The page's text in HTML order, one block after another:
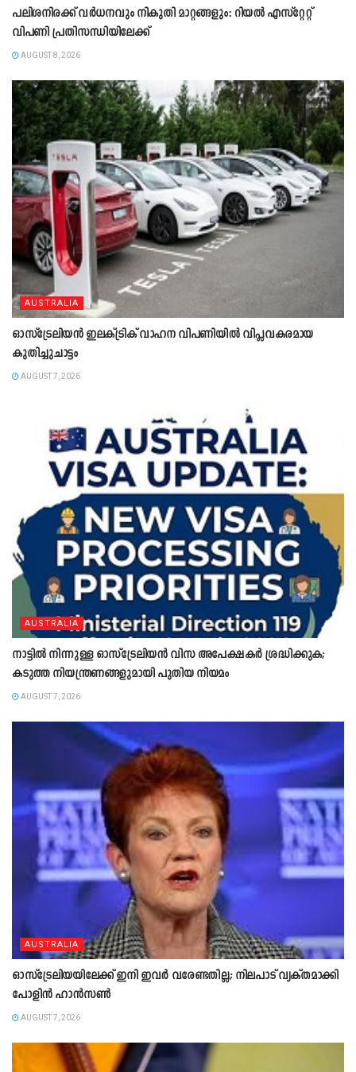
പലിശനിരക്ക് വർധനവും നികുതി മാറ്റങ്ങളും: റിയൽ എസ്റ്റേറ്റ്
വിപണി പ്രതിസന്ധിയിലേക്ക്
AUGUST 8, 2026
AUSTRALIA
ഓസ്‌ട്രേലിയൻ ഇലക്ട്രിക് വാഹന വിപണിയിൽ വിപ്ലവകരമായ
കുതിച്ചുചാട്ടം
AUGUST 7, 2026
AUSTRALIA
നാട്ടിൽ നിന്നുള്ള ഓസ്‌ട്രേലിയൻ വിസ അപേക്ഷകർ ശ്രദ്ധിക്കുക;
കടുത്ത നിയന്ത്രണങ്ങളുമായി പുതിയ നിയമം
AUGUST 7, 2026
AUSTRALIA
ഓസ്‌ട്രേലിയയിലേക്ക് ഇനി ഇവർ വരേണ്ടതില്ല; നിലപാട് വ്യക്തമാക്കി
പോളിൻ ഹാൻസൺ
AUGUST 7, 2026